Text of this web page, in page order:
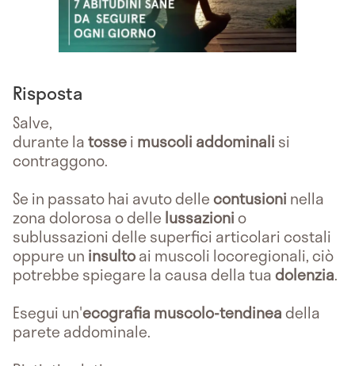
Risposta
Salve,
durante latossei muscoli addominali si
contraggono.
Se in passato hai avuto dellecontusioni nella
zona dolorosa o delle lussazionio
sublussazioni delle superfici articolari costali
oppure un insultoai muscoli locoregionali, ciò
potrebbe spiegare la causa della tuadolenzia.
Esegui un'ecografia muscolo-tendineadella
parete addominale.